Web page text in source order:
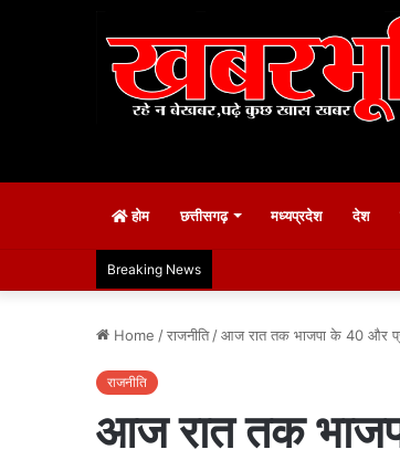
होम छत्तीसगढ़ मध्यप्रदेश देश
Breaking News
Home /राजनीति /आज रात तक भाजपा के 40 और
राजनीति
आज रात तक